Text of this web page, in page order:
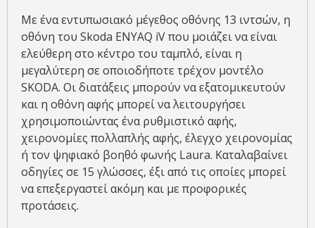
Με ένα εντυπωσιακό μέγεθος οθόνης 13 ιντσών, η
οθόνη του Skoda ENYAQ iV που μοιάζει να είναι
ελεύθερη στο κέντρο του ταμπλό, είναι η
μεγαλύτερη σε οποιοδήποτε τρέχον μοντέλο
SKODA. Οι διατάξεις μπορούν να εξατομικευτούν
και η οθόνη αφής μπορεί να λειτουργήσει
χρησιμοποιώντας ένα ρυθμιστικό αφής,
χειρονομίες πολλαπλής αφής, έλεγχο χειρονομίας
ή τον ψηφιακό βοηθό φωνής Laura. Καταλαβαίνει
οδηγίες σε 15 γλώσσες, έξι από τις οποίες μπορεί
να επεξεργαστεί ακόμη και με προφορικές
προτάσεις.